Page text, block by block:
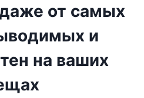
от самых
и
на ваших